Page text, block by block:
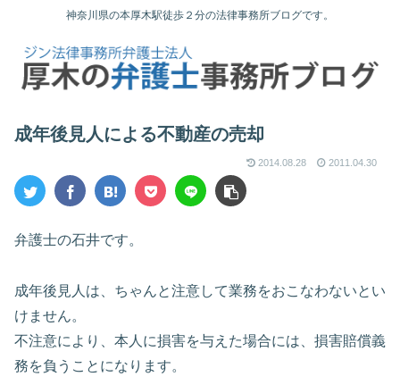
神奈川県の本厚木駅徒歩２分の法律事務所ブログです。
成年後見人による不動産の売却
2014.08.28 2011.04.30
弁護士の石井です。
成年後見人は、ちゃんと注意して業務をおこなわないとい
けません。
不注意により、本人に損害を与えた場合には、損害賠償義
務を負うことになります。